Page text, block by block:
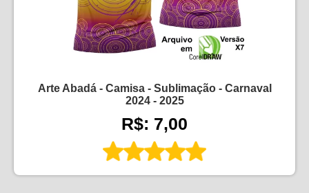
Arte Abadá - Camisa - Sublimação - Carnaval
2024 - 2025
R$: 7,00